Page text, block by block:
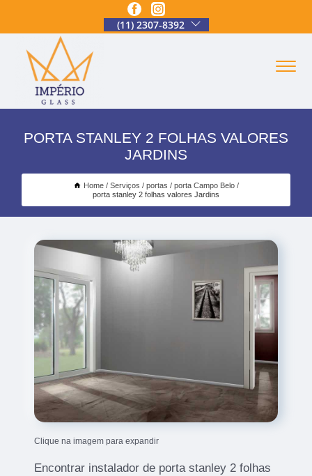
(11) 2307-8392
PORTA STANLEY 2 FOLHAS VALORES
JARDINS
Home Serviços portas
porta Campo Belo
porta stanley 2 folhas valores Jardins
Clique na imagem para expandir
Encontrar instalador de porta stanley 2 folhas